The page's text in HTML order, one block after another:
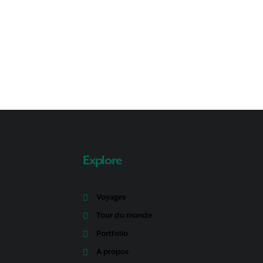
Explore
Voyages
Tour du monde
Portfolio
A propos